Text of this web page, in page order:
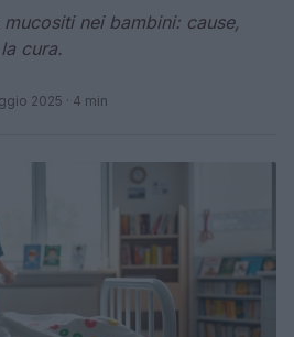
nei bambini: cause,
cura.
2025 · 4 min